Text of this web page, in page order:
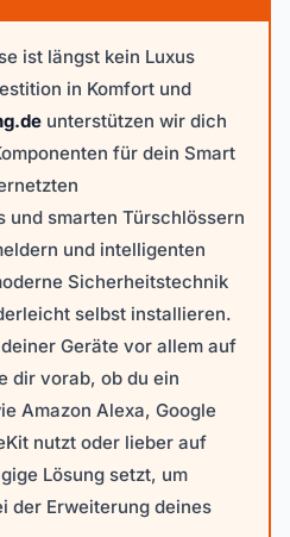
ist längst kein Luxus
in Komfort und
unterstützen wir dich
für dein Smart
und smarten Türschlössern
und intelligenten
Sicherheitstechnik
selbst installieren.
Geräte vor allem auf
dir vorab, ob du ein
Amazon Alexa, Google
nutzt oder lieber auf
Lösung setzt, um
der Erweiterung deines